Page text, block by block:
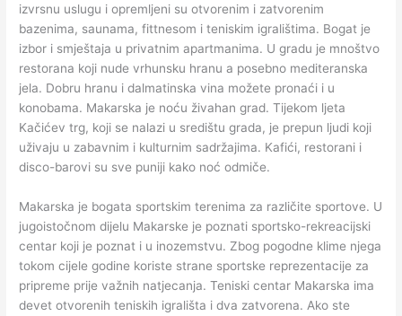
izvrsnu uslugu i opremljeni su otvorenim i zatvorenim
bazenima, saunama, fittnesom i teniskim igralištima. Bogat je
izbor i smještaja u privatnim apartmanima. U gradu je mnoštvo
restorana koji nude vrhunsku hranu a posebno mediteranska
jela. Dobru hranu i dalmatinska vina možete pronaći i u
konobama. Makarska je noću živahan grad. Tijekom ljeta
Kačićev trg, koji se nalazi u središtu grada, je prepun ljudi koji
uživaju u zabavnim i kulturnim sadržajima. Kafići, restorani i
disco-barovi su sve puniji kako noć odmiče.
Makarska je bogata sportskim terenima za različite sportove. U
jugoistočnom dijelu Makarske je poznati sportsko-rekreacijski
centar koji je poznat i u inozemstvu. Zbog pogodne klime njega
tokom cijele godine koriste strane sportske reprezentacije za
pripreme prije važnih natjecanja. Teniski centar Makarska ima
devet otvorenih teniskih igrališta i dva zatvorena. Ako ste